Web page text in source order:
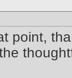
point,